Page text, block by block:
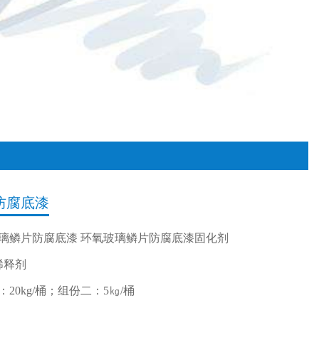
腐底漆
鳞片防腐底漆 环氧玻璃鳞片防腐底漆固化剂
剂
20kg/桶；组份二：5㎏/桶